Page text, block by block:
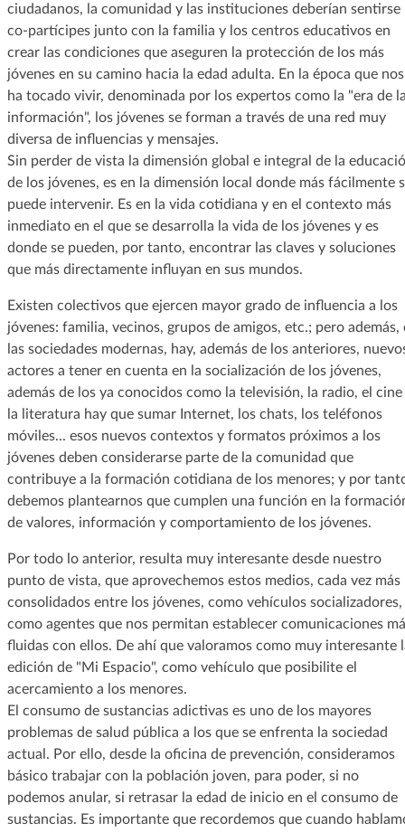
ciudadanos, la comunidad y las instituciones deberían sentirse
co-partícipes junto con la familia y los centros educativos en
crear las condiciones que aseguren la protección de los más
jóvenes en su camino hacia la edad adulta. En la época que nos
ha tocado vivir, denominada por los expertos como la "era de
información", los jóvenes se forman a través de una red muy
diversa de influencias y mensajes.
Sin perder de vista la dimensión global e integral de la
de los jóvenes, es en la dimensión local donde más fácilmente
puede intervenir. Es en la vida cotidiana y en el contexto más
inmediato en el que se desarrolla la vida de los jóvenes y es
donde se pueden, por tanto, encontrar las claves y soluciones
que más directamente influyan en sus mundos.
Existen colectivos que ejercen mayor grado de influencia a los
jóvenes: familia, vecinos, grupos de amigos, etc.; pero además,
las sociedades modernas, hay, además de los anteriores,
actores a tener en cuenta en la socialización de los jóvenes,
además de los ya conocidos como la televisión, la radio, el cine
la literatura hay que sumar Internet, los chats, los teléfonos
móviles... esos nuevos contextos y formatos próximos a los
jóvenes deben considerarse parte de la comunidad que
contribuye a la formación cotidiana de los menores; y por
debemos plantearnos que cumplen una función en la
de valores, información y comportamiento de los jóvenes.
Por todo lo anterior, resulta muy interesante desde nuestro
punto de vista, que aprovechemos estos medios, cada vez más
consolidados entre los jóvenes, como vehículos socializadores,
como agentes que nos permitan establecer comunicaciones
fluidas con ellos. De ahí que valoramos como muy interesante
edición de "Mi Espacio", como vehículo que posibilite el
acercamiento a los menores.
El consumo de sustancias adictivas es uno de los mayores
problemas de salud pública a los que se enfrenta la sociedad
actual. Por ello, desde la oficina de prevención, consideramos
básico trabajar con la población joven, para poder, si no
podemos anular, si retrasar la edad de inicio en el consumo de
sustancias. Es importante que recordemos que cuando